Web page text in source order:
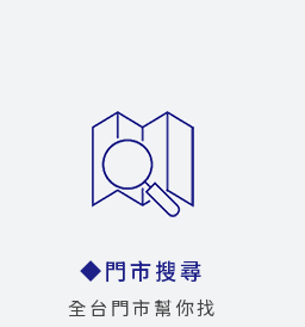
◆門市搜尋
全台門市幫你找